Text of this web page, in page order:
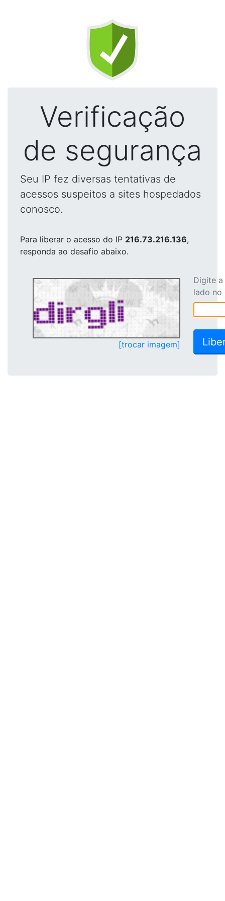
Verificação
de segurança
Seu IP fez diversas tentativas de
acessos suspeitos a sites hospedados
conosco.
Para liberar o acesso do IP 216.73.216.136,
responda ao desafio abaixo.
[trocar imagem]
Digite
lado no